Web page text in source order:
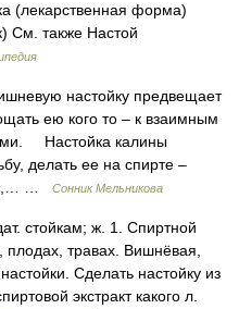
(лекарственная форма)
См. также Настой
настойку предвещает
ею кого то – к взаимным
Настойка калины
делать ее на спирте –
…
Сонник Мельникова
стойкам; ж. 1. Спиртной
плодах, травах. Вишнёвая,
Сделать настойку из
экстракт какого л.